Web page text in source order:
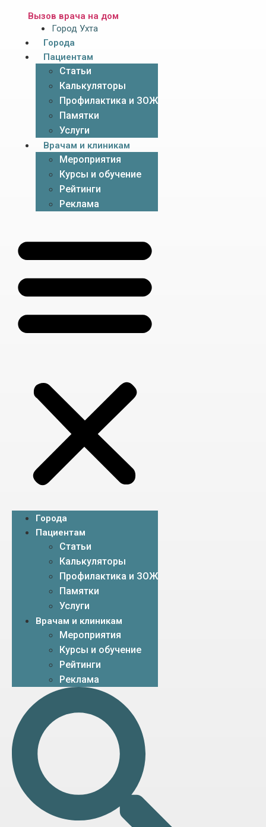
Вызов врача на дом
Город Ухта
Города
Пациентам
Статьи
Калькуляторы
Профилактика и ЗОЖ
Памятки
Услуги
Врачам и клиникам
Мероприятия
Курсы и обучение
Рейтинги
Реклама
Города
Пациентам
Статьи
Калькуляторы
Профилактика и ЗОЖ
Памятки
Услуги
Врачам и клиникам
Мероприятия
Курсы и обучение
Рейтинги
Реклама